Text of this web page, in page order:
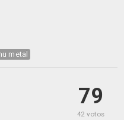
metal
79
42 votos